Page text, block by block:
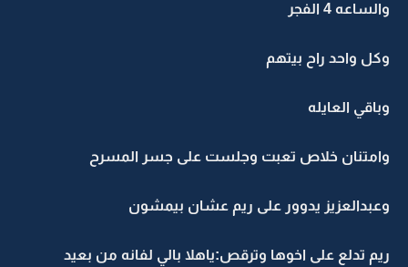
والساعه 4 الفجر
وكل واحد راح بيتهم
وباقي العايله
وامتنان خلاص تعبت وجلست على جسر المسرح
وعبدالعزيز يدوور على ريم عشان بيمشون
ريم تدلع على اخوها وترقص:ياهلا بالي لفانه من بعيد